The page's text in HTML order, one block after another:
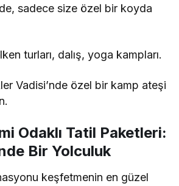
sadece size özel bir koyda
turları, dalış, yoga kampları.
Vadisi’nde özel bir kamp ateşi
Odaklı Tatil Paketleri:
Bir Yolculuk
keşfetmenin en güzel